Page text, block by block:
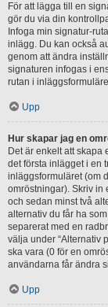
För att lägga till en
gör du via din
Infoga min signatur-
inlägg. Du kan också
genom att ändra
signaturen infogas i
rutan i
Upp
Hur skapar jag en
Det är enkelt att
det första inlägget i en
inläggsformuläret (om
omröstningar). Skriv in
och sedan minst två
alternativ du får ha
separerat med en
välja under “Alternativ
ska vara (0 för en
användarna får ändra
Upp